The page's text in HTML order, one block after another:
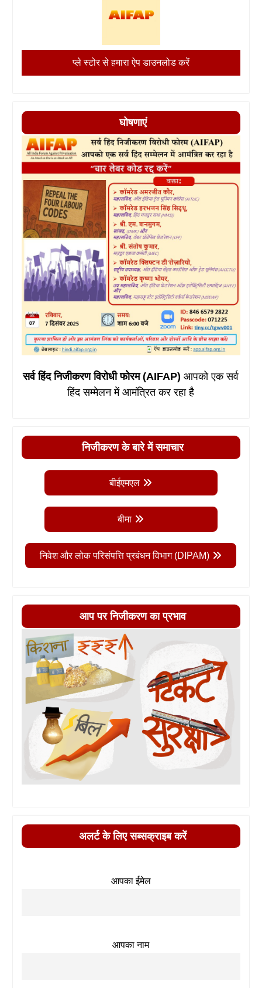
प्ले स्टोर से हमारा ऐप डाउनलोड करें
घोषणाएं
सर्व हिंद निजीकरण विरोधी फोरम (AIFAP)आपको एक सर्व
हिंद सम्मेलन में आमंत्रित कर रहा है
निजीकरण के बारे में समाचार
बीईएमएल
बीमा
निवेश और लोक परिसंपत्ति प्रबंधन विभाग (DIPAM)
आप पर निजीकरण का प्रभाव
अलर्ट के लिए सब्सक्राइब करें
आपका ईमेल
आपका नाम